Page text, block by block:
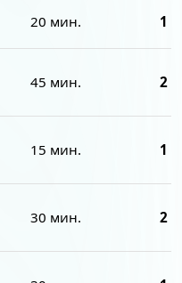
20 мин. 1
45 мин. 2
15 мин. 1
30 мин. 2